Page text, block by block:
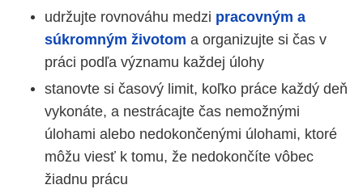
udržujte rovnováhu medzi pracovným a
súkromným životom a organizujte si čas v
práci podľa významu každej úlohy
stanovte si časový limit, koľko práce každý deň
vykonáte, a nestrácajte čas nemožnými
úlohami alebo nedokončenými úlohami, ktoré
môžu viesť k tomu, že nedokončíte vôbec
žiadnu prácu